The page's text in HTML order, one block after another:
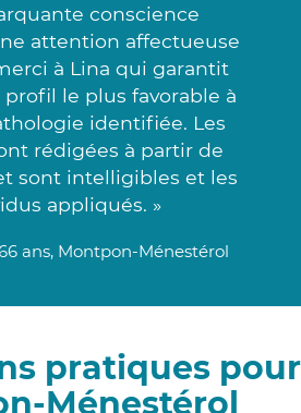
conscience
attention affectueuse
à Lina qui garantit
le plus favorable à
identifiée. Les
rédigées à partir de
sont intelligibles et les
appliqués. »
ans, Montpon-Ménestérol
pratiques pour
Ménestérol